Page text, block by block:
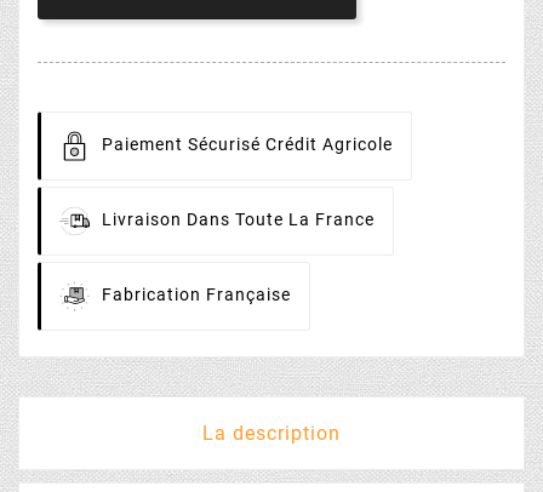
Paiement Sécurisé Crédit Agricole
Livraison Dans Toute La France
Fabrication Française
La description